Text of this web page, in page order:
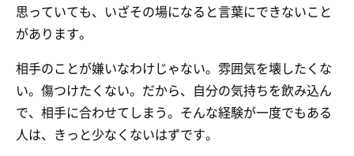
思っていても、いざその場になると言葉にできないこと
があります。
相手のことが嫌いなわけじゃない。雰囲気を壊したくな
い。傷つけたくない。だから、自分の気持ちを飲み込ん
で、相手に合わせてしまう。そんな経験が一度でもある
人は、きっと少なくないはずです。